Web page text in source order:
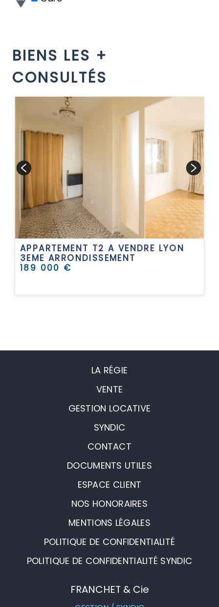
BIENS LES +
CONSULTÉS
APPARTEMENT T2 A VENDRE LYON
3EME ARRONDISSEMENT
189 000 €
LA RÉGIE
VENTE
GESTION LOCATIVE
SYNDIC
CONTACT
DOCUMENTS UTILES
ESPACE CLIENT
NOS HONORAIRES
MENTIONS LÉGALES
POLITIQUE DE CONFIDENTIALITÉ
POLITIQUE DE CONFIDENTIALITÉ SYNDIC
FRANCHET & Cie